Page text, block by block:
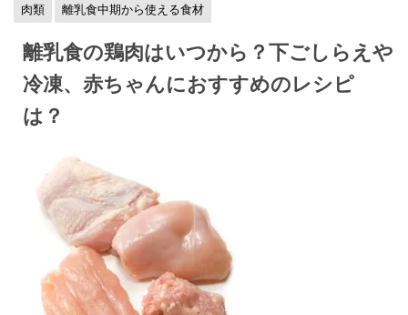
肉類 離乳食中期から使える食材
離乳食の鶏肉はいつから？下ごしらえや
冷凍、赤ちゃんにおすすめのレシピ
は？